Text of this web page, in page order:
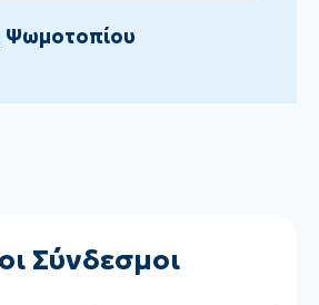
Σύνδεσμοι